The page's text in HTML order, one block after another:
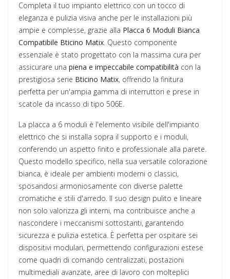
Completa il tuo impianto elettrico con un tocco di
eleganza e pulizia visiva anche per le installazioni più
ampie e complesse, grazie alla Placca 6 Moduli Bianca
Compatibile Bticino Matix. Questo componente
essenziale è stato progettato con la massima cura per
assicurare una piena e impeccabile compatibilità con la
prestigiosa serie Bticino Matix, offrendo la finitura
perfetta per un'ampia gamma di interruttori e prese in
scatole da incasso di tipo 506E.
La placca a 6 moduli è l'elemento visibile dell'impianto
elettrico che si installa sopra il supporto e i moduli,
conferendo un aspetto finito e professionale alla parete.
Questo modello specifico, nella sua versatile colorazione
bianca, è ideale per ambienti moderni o classici,
sposandosi armoniosamente con diverse palette
cromatiche e stili d'arredo. Il suo design pulito e lineare
non solo valorizza gli interni, ma contribuisce anche a
nascondere i meccanismi sottostanti, garantendo
sicurezza e pulizia estetica. È perfetta per ospitare sei
dispositivi modulari, permettendo configurazioni estese
come quadri di comando centralizzati, postazioni
multimediali avanzate, aree di lavoro con molteplici